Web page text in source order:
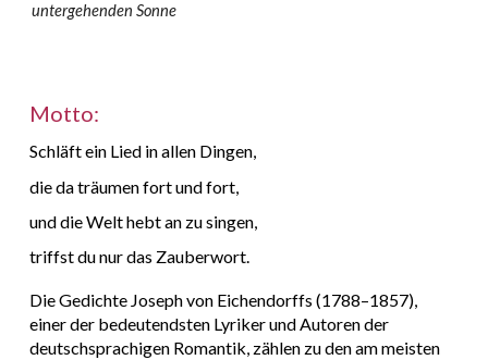
untergehenden Sonne
Motto:
Schläft ein Lied in allen Dingen,
die da träumen fort und fort,
und die Welt hebt an zu singen,
triffst du nur das Zauberwort.
Die Gedichte Joseph von Eichendorffs (1788–1857),
einer der bedeutendsten Lyriker und Autoren der
deutschsprachigen Romantik, zählen zu den am meisten